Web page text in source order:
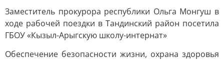
Заместитель прокурора республики Ольга Монгуш в
ходе рабочей поездки в Тандинский район посетила
ГБОУ «Кызыл-Арыгскую школу-интернат»
Обеспечение безопасности жизни, охрана здоровья